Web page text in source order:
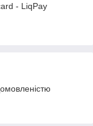
- LiqPay